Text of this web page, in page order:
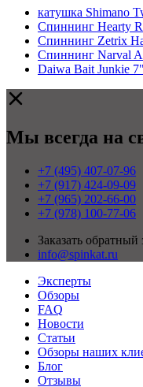
катушка Shimano
Спиннинг Hearty
Спиннинг Zetrix
Спиннинг Narval
Daiwa Bait Junkie
Мы всегда на
+7 (495) 407-07-96
+7 (917) 424-09-09
+7 (965) 202-66-00
+7 (978) 100-77-06
Заказать обратный
info@spinkat.ru
Эксперты
Обзоры
FAQ
Новости
Статьи
Обзоры наших
Блог
Отзывы